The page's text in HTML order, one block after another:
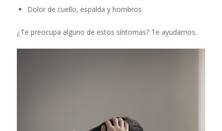
Dolor de cuello, espalda y hombros
¿Te preocupa alguno de estos síntomas? Te ayudamos.